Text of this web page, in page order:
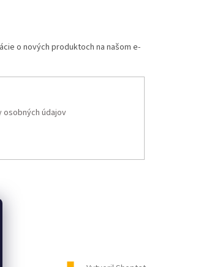
o nových produktoch na našom e-
osobných údajov